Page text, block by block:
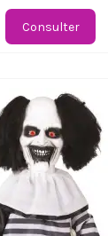
Consulter